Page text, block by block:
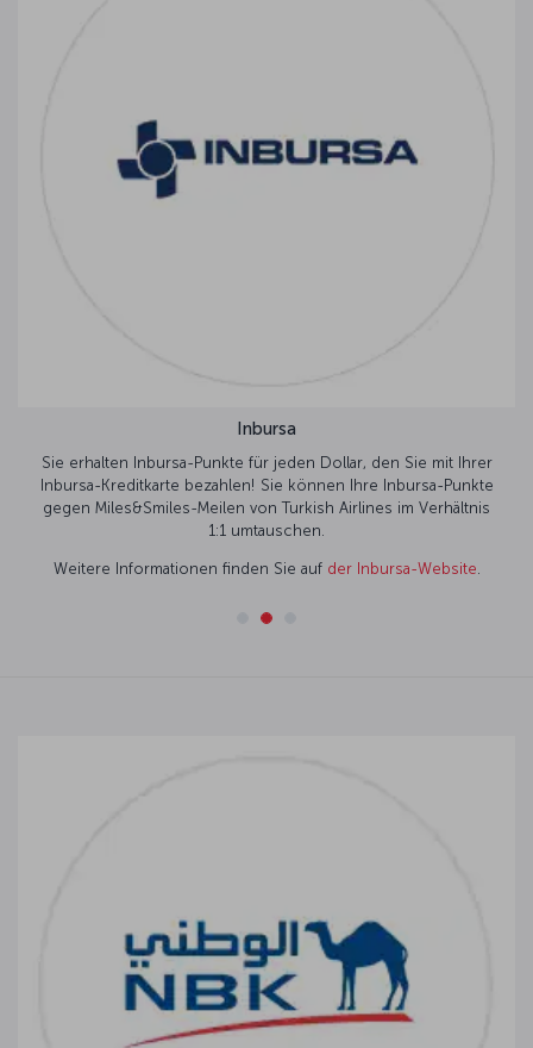
Inbursa
Sie erhalten Inbursa-Punkte für jeden Dollar, den Sie mit Ihrer
Inbursa-Kreditkarte bezahlen! Sie können Ihre Inbursa-Punkte
gegen Miles&Smiles-Meilen von Turkish Airlines im Verhältnis
1:1 umtauschen.
Weitere Informationen finden Sie auf der Inbursa-Website